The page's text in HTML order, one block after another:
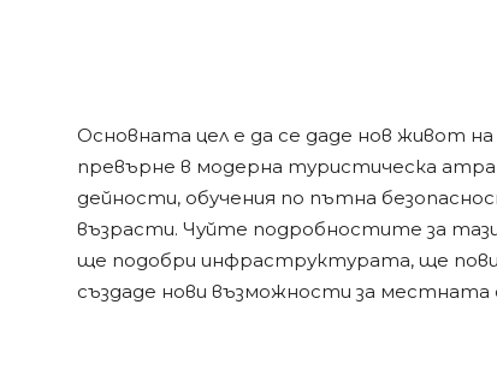
Основната цел е да се даде нов живот
превърне в модерна туристическа
дейности, обучения по пътна
възрасти. Чуйте подробностите за
ще подобри инфраструктурата, ще
създаде нови възможности за